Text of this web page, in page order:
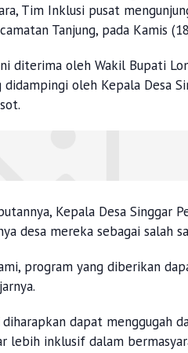
Tim Inklusi pusat
Tanjung, pada Kamis
diterima oleh Wakil Bupati
didampingi oleh Kepala Desa
Kepala Desa Singgar
desa mereka sebagai salah
program yang diberikan
dapat menggugah
lebih inklusif dalam